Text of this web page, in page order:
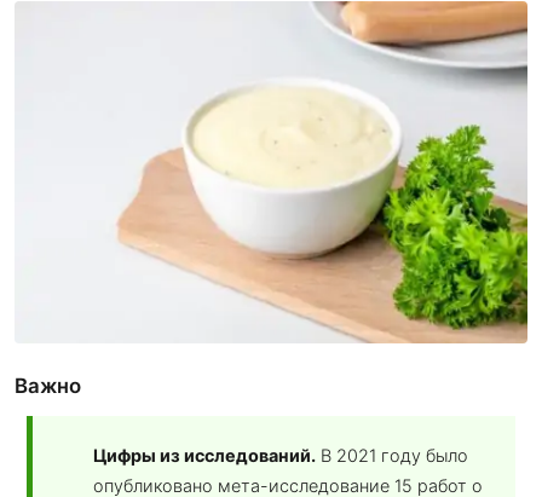
Важно
Цифры из исследований. В 2021 году было
опубликовано мета-исследование 15 работ о